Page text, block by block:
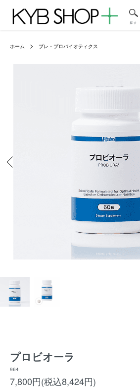
探 す
ホーム プレ・プロバイオティクス
プロビオーラ
964
7,800円(税込8,424円)